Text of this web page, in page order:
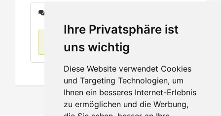
Ihre Privatsphäre ist
uns wichtig
Diese Website verwendet Cookies
und Targeting Technologien, um
Ihnen ein besseres Internet-Erlebnis
zu ermöglichen und die Werbung,
Keine Einträge